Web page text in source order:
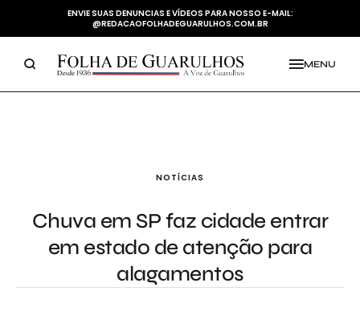
ENVIE SUAS DENUNCIAS E VÍDEOS PARA NOSSO E-MAIL:
@REDACAOFOLHADEGUARULHOS.COM.BR
MENU
NOTÍCIAS
Chuva em SP faz cidade entrar
em estado de atenção para
alagamentos